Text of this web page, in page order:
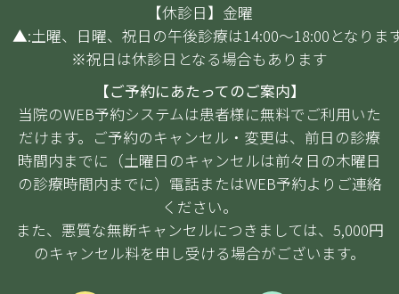
【休診日】金曜
▲:土曜、日曜、祝日の午後診療は14:00～18:00となりま
※祝日は休診日となる場合もあります
【ご予約にあたってのご案内】
当院のWEB予約システムは患者様に無料でご利用いた
だけます。ご予約のキャンセル・変更は、前日の診療
時間内までに（土曜日のキャンセルは前々日の木曜日
の診療時間内までに）電話またはWEB予約よりご連絡
ください。
また、悪質な無断キャンセルにつきましては、5,000円
のキャンセル料を申し受ける場合がございます。